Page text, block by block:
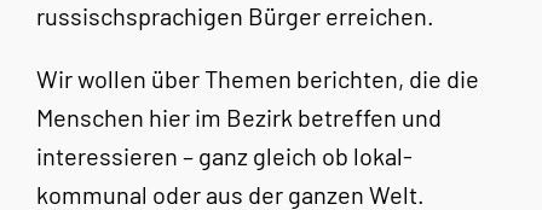
russischsprachigen Bürger erreichen.
Wir wollen über Themen berichten, die die
Menschen hier im Bezirk betreffen und
interessieren – ganz gleich ob lokal-
kommunal oder aus der ganzen Welt.